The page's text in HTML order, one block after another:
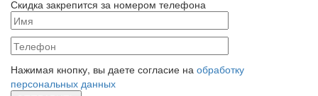
Скидка закрепится за номером телефона
Нажимая кнопку, вы даете согласие на обработку
персональных данных